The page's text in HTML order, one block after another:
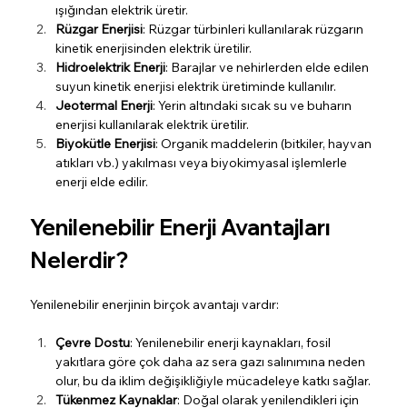
ışığından elektrik üretir.
Rüzgar Enerjisi: Rüzgar türbinleri kullanılarak rüzgarın
kinetik enerjisinden elektrik üretilir.
Hidroelektrik Enerji: Barajlar ve nehirlerden elde edilen
suyun kinetik enerjisi elektrik üretiminde kullanılır.
Jeotermal Enerji: Yerin altındaki sıcak su ve buharın
enerjisi kullanılarak elektrik üretilir.
Biyokütle Enerjisi: Organik maddelerin (bitkiler, hayvan
atıkları vb.) yakılması veya biyokimyasal işlemlerle
enerji elde edilir.
Yenilenebilir Enerji Avantajları
Nelerdir?
Yenilenebilir enerjinin birçok avantajı vardır:
Çevre Dostu: Yenilenebilir enerji kaynakları, fosil
yakıtlara göre çok daha az sera gazı salınımına neden
olur, bu da iklim değişikliğiyle mücadeleye katkı sağlar.
Tükenmez Kaynaklar: Doğal olarak yenilendikleri için